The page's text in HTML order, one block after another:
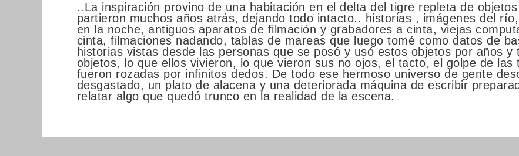
..La inspiración provino de una habitación en el delta del tigre repleta de
partieron muchos años atrás, dejando todo intacto.. historias , imágenes del
en la noche, antiguos aparatos de filmación y grabadores a cinta, viejas
cinta, filmaciones nadando, tablas de mareas que luego tomé como datos de
historias vistas desde las personas que se posó y usó estos objetos por años
objetos, lo que ellos vivieron, lo que vieron sus no ojos, el tacto, el golpe de las
fueron rozadas por infinitos dedos. De todo ese hermoso universo de gente
desgastado, un plato de alacena y una deteriorada máquina de escribir
relatar algo que quedó trunco en la realidad de la escena.